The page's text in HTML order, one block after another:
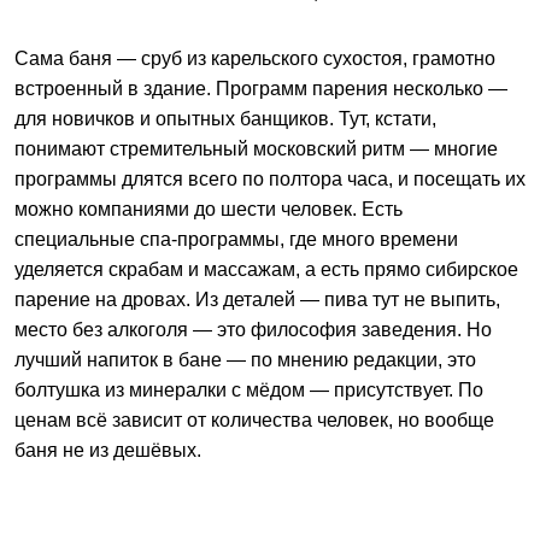
Сама баня — сруб из карельского сухостоя, грамотно
встроенный в здание. Программ парения несколько —
для новичков и опытных банщиков. Тут, кстати,
понимают стремительный московский ритм — многие
программы длятся всего по полтора часа, и посещать их
можно компаниями до шести человек. Есть
специальные спа-программы, где много времени
уделяется скрабам и массажам, а есть прямо сибирское
парение на дровах. Из деталей — пива тут не выпить,
место без алкоголя — это философия заведения. Но
лучший напиток в бане — по мнению редакции, это
болтушка из минералки с мёдом — присутствует. По
ценам всё зависит от количества человек, но вообще
баня не из дешёвых.